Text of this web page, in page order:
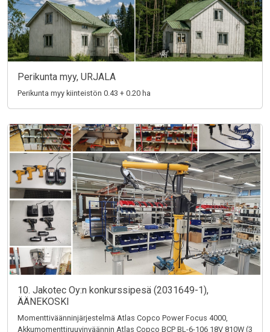
Perikunta myy, URJALA
Perikunta myy kiinteistön 0.43 + 0.20 ha
10. Jakotec Oy:n konkurssipesä (2031649-1),
ÄÄNEKOSKI
Momenttiväänninjärjestelmä Atlas Copco Power Focus 4000,
Akkumomenttiruuvinväännin Atlas Copco BCP BL-6-106 18V 810W (3